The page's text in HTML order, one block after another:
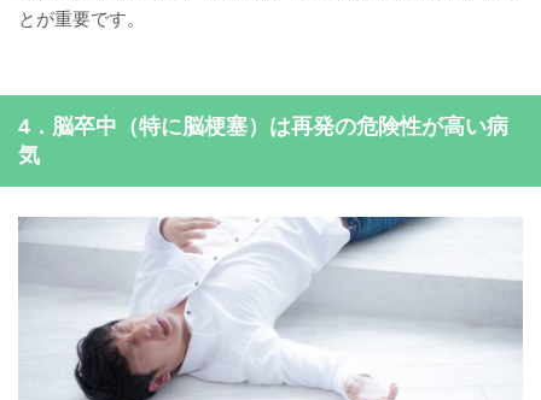
とが重要です。
4．脳卒中（特に脳梗塞）は再発の危険性が高い病
気